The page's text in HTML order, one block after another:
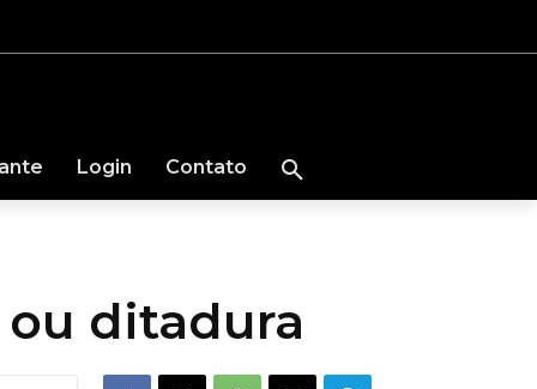
Login Contato
ou ditadura